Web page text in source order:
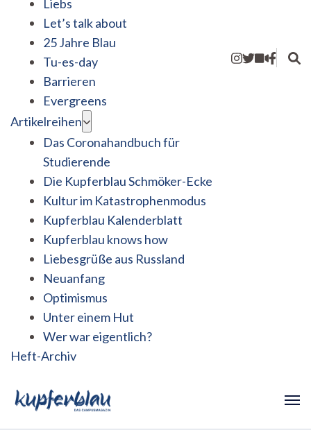
Liebs
Let’s talk about
25 Jahre Blau
Tu-es-day
Barrieren
Evergreens
Artikelreihen
Das Coronahandbuch für
Studierende
Die Kupferblau Schmöker-Ecke
Kultur im Katastrophenmodus
Kupferblau Kalenderblatt
Kupferblau knows how
Liebesgrüße aus Russland
Neuanfang
Optimismus
Unter einem Hut
Wer war eigentlich?
Heft-Archiv